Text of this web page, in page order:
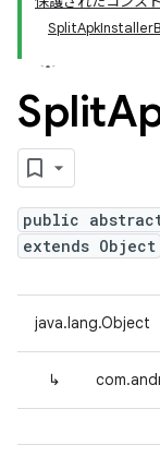
Split
public
extends Object
java.lang.Object
↳